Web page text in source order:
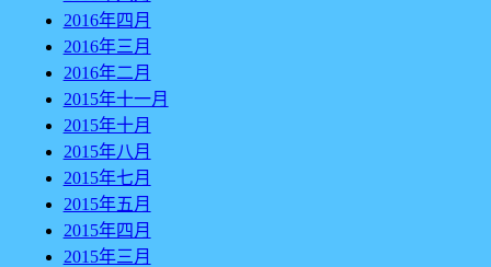
2016年四月
2016年三月
2016年二月
2015年十一月
2015年十月
2015年八月
2015年七月
2015年五月
2015年四月
2015年三月